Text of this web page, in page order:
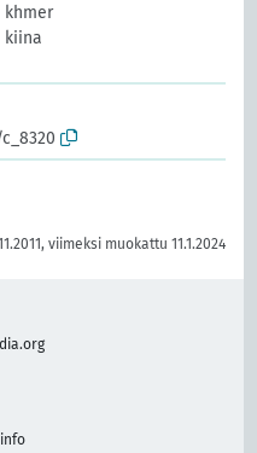
khmer
kiina
viimeksi muokattu 11.1.2024